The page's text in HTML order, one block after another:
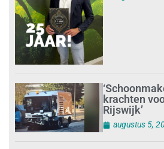
krachten
Rijswijk’
augustus 5,